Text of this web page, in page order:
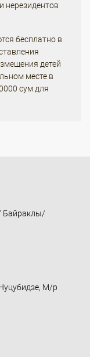
нерезидентов
бесплатно в
детей
месте в
сум для
Байраклы/
М/р